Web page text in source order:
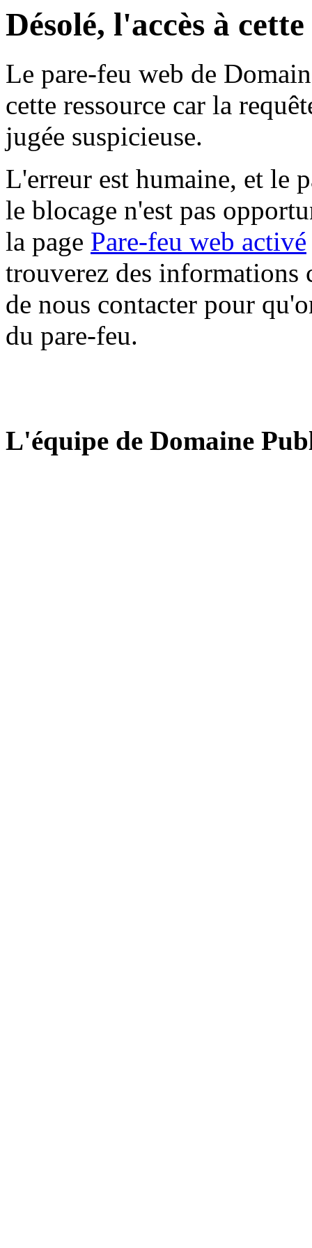
Désolé, l'accès à
Le pare-feu web de
cette ressource car la
jugée suspicieuse.
L'erreur est humaine, et le
le blocage n'est pas
la page Pare-feu web activé
trouverez des informations
de nous contacter pour
du pare-feu.
L'équipe de Domaine